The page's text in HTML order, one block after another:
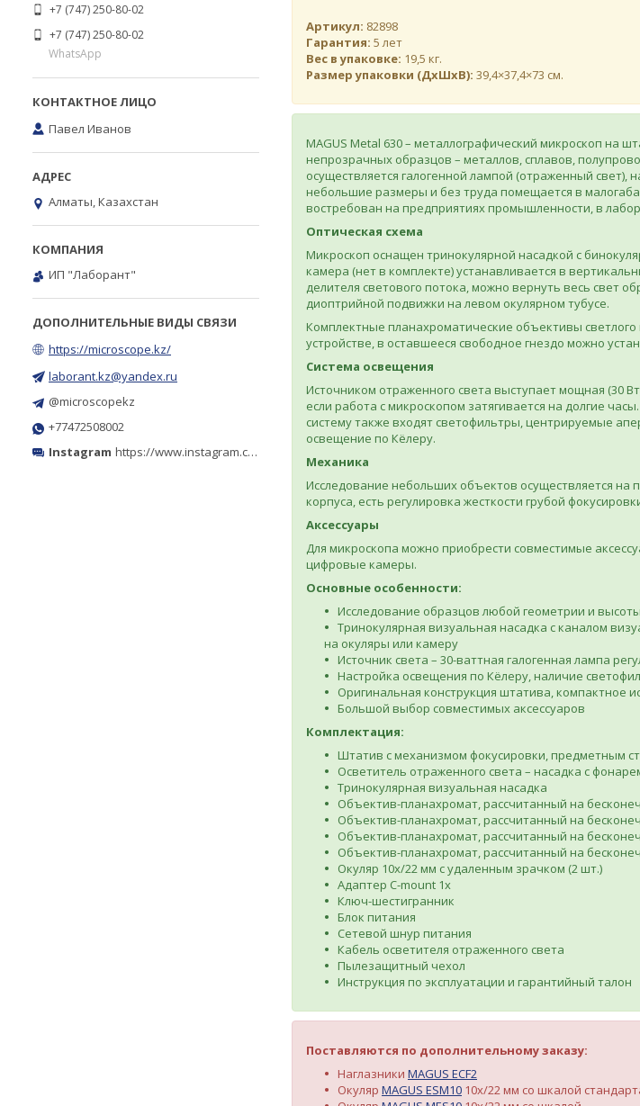
Артикул: 82898
Гарантия: 5 лет
Вес в упаковке: 19,5 кг.
Размер упаковки (ДхШхВ): 39,4×37,4×73 см.
MAGUS Metal 630 – металлографический микроскоп на
непрозрачных образцов – металлов, сплавов,
осуществляется галогенной лампой (отраженный
небольшие размеры и без труда помещается в
востребован на предприятиях промышленности, в
Оптическая схема
Микроскоп оснащен тринокулярной насадкой с
камера (нет в комплекте) устанавливается в
делителя светового потока, можно вернуть весь свет
диоптрийной подвижки на левом окулярном тубусе.
Комплектные планахроматические объективы
устройстве, в оставшееся свободное гнездо можно
Система освещения
Источником отраженного света выступает мощная (30
если работа с микроскопом затягивается на долгие
систему также входят светофильтры, центрируемые
освещение по Кёлеру.
Механика
Исследование небольших объектов осуществляется на
корпуса, есть регулировка жесткости грубой
Аксессуары
Для микроскопа можно приобрести совместимые
цифровые камеры.
Основные особенности:
Исследование образцов любой геометрии и
Тринокулярная визуальная насадка с каналом
на окуляры или камеру
Источник света – 30-ваттная галогенная лампа
Настройка освещения по Кёлеру, наличие
Оригинальная конструкция штатива, компактное
Большой выбор совместимых аксессуаров
Комплектация:
Штатив с механизмом фокусировки, предметным
Осветитель отраженного света – насадка с
Тринокулярная визуальная насадка
Объектив-планахромат, рассчитанный на
Объектив-планахромат, рассчитанный на
Объектив-планахромат, рассчитанный на
Объектив-планахромат, рассчитанный на
Окуляр 10x/22 мм с удаленным зрачком (2 шт.)
Адаптер C-mount 1х
Ключ-шестигранник
Блок питания
Сетевой шнур питания
Кабель осветителя отраженного света
Пылезащитный чехол
Инструкция по эксплуатации и гарантийный талон
Поставляются по дополнительному заказу:
Наглазники MAGUS ECF2
Окуляр MAGUS ESM10 10х/22 мм со шкалой
+7 (747) 250-80-02
+7 (747) 250-80-02
WhatsApp
Павел Иванов
Алматы, Казахстан
ИП "Лаборант"
https://microscope.kz/
laborant.kz@yandex.ru
@microscopekz
+77472508002
Instagram https://www.instagram.com/microscope.kz/